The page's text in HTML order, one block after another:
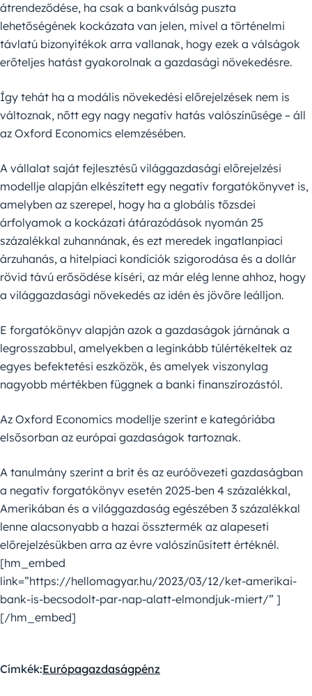
átrendeződése, ha csak a bankválság puszta
lehetőségének kockázata van jelen, mivel a történelmi
távlatú bizonyítékok arra vallanak, hogy ezek a válságok
erőteljes hatást gyakorolnak a gazdasági növekedésre.
Így tehát ha a modális növekedési előrejelzések nem is
változnak, nőtt egy nagy negatív hatás valószínűsége – áll
az Oxford Economics elemzésében.
A vállalat saját fejlesztésű világgazdasági előrejelzési
modellje alapján elkészített egy negatív forgatókönyvet is,
amelyben az szerepel, hogy ha a globális tőzsdei
árfolyamok a kockázati átárazódások nyomán 25
százalékkal zuhannának, és ezt meredek ingatlanpiaci
árzuhanás, a hitelpiaci kondíciók szigorodása és a dollár
rövid távú erősödése kíséri, az már elég lenne ahhoz, hogy
a világgazdasági növekedés az idén és jövőre leálljon.
E forgatókönyv alapján azok a gazdaságok járnának a
legrosszabbul, amelyekben a leginkább túlértékeltek az
egyes befektetési eszközök, és amelyek viszonylag
nagyobb mértékben függnek a banki finanszírozástól.
Az Oxford Economics modellje szerint e kategóriába
elsősorban az európai gazdaságok tartoznak.
A tanulmány szerint a brit és az euróövezeti gazdaságban
a negatív forgatókönyv esetén 2025-ben 4 százalékkal,
Amerikában és a világgazdaság egészében 3 százalékkal
lenne alacsonyabb a hazai össztermék az alapeseti
előrejelzésükben arra az évre valószínűsített értéknél.
[hm_embed
link=”https://hellomagyar.hu/2023/03/12/ket-amerikai-
bank-is-becsodolt-par-nap-alatt-elmondjuk-miert/” ]
[/hm_embed]
Címkék:Európagazdaságpénz